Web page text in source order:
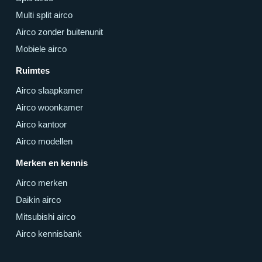
Multi split airco
Airco zonder buitenunit
Mobiele airco
Ruimtes
Airco slaapkamer
Airco woonkamer
Airco kantoor
Airco modellen
Merken en kennis
Airco merken
Daikin airco
Mitsubishi airco
Airco kennisbank